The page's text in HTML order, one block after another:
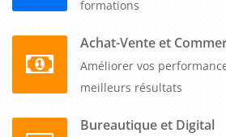
optimisant ainsi votre budget
session quand vous le
contraintes et de la disponibilité
cette montée en compétences sans
formations
Achat-Vente et
Améliorer vos
meilleurs résultats
Bureautique et Digital